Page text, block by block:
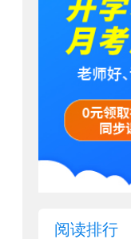
阅读排行